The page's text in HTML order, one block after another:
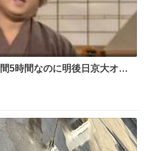
5時間なのに明後日京大オー